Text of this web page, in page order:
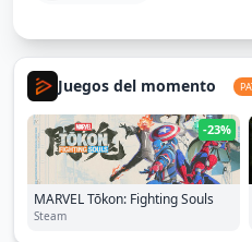
Juegos del momento
-23%
MARVEL Tōkon: Fighting Souls
Steam